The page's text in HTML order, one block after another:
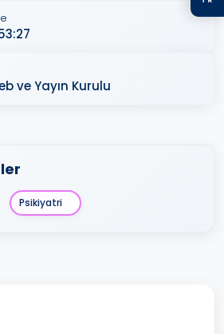
ve Yayın Kurulu
Psikiyatri